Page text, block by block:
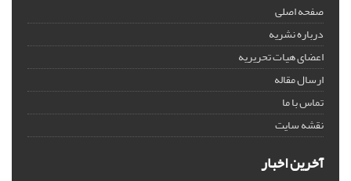
صفحه اصلی
درباره نشریه
اعضای هیات تحریریه
ارسال مقاله
تماس با ما
نقشه سایت
آخرین اخبار